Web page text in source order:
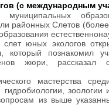
(с международным
районных Слетов
слет юных экологов
познакомил
жюри, рассказал
мастерства
из выше